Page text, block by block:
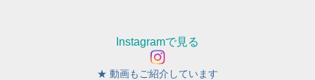
Instagramで見る
★ 動画もご紹介しています